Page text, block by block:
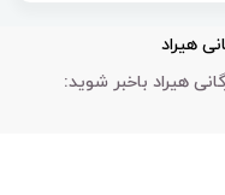
است.
هیراد
هیراد باخبر شوید: